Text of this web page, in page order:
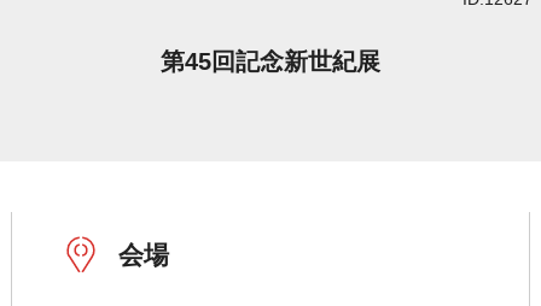
第45回記念新世紀展
会場